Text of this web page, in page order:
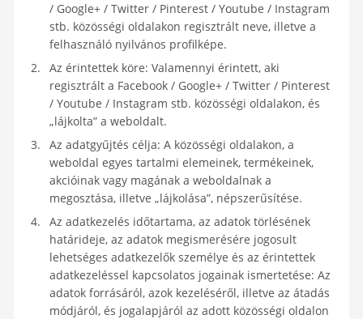
/ Google+ / Twitter / Pinterest / Youtube / Instagram
stb. közösségi oldalakon regisztrált neve, illetve a
felhasználó nyilvános profilképe.
Az érintettek köre: Valamennyi érintett, aki
regisztrált a Facebook / Google+ / Twitter / Pinterest
/ Youtube / Instagram stb. közösségi oldalakon, és
„lájkolta” a weboldalt.
Az adatgyűjtés célja: A közösségi oldalakon, a
weboldal egyes tartalmi elemeinek, termékeinek,
akcióinak vagy magának a weboldalnak a
megosztása, illetve „lájkolása”, népszerűsítése.
Az adatkezelés időtartama, az adatok törlésének
határideje, az adatok megismerésére jogosult
lehetséges adatkezelők személye és az érintettek
adatkezeléssel kapcsolatos jogainak ismertetése: Az
adatok forrásáról, azok kezeléséről, illetve az átadás
módjáról, és jogalapjáról az adott közösségi oldalon